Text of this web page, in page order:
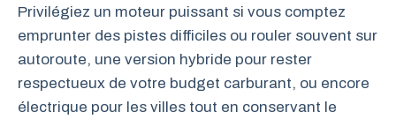
Privilégiez un moteur puissant si vous comptez
emprunter des pistes difficiles ou rouler souvent sur
autoroute, une version hybride pour rester
respectueux de votre budget carburant, ou encore
électrique pour les villes tout en conservant le